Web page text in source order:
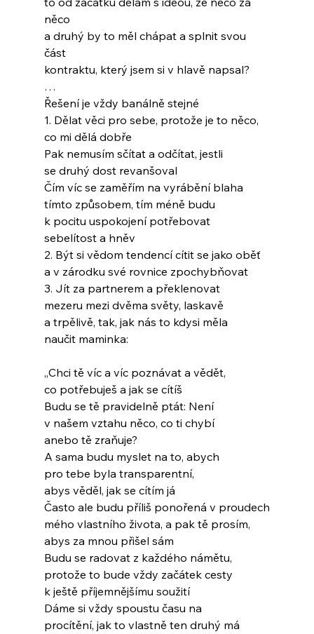
něco
a druhý by to měl chápat a splnit svou
část
kontraktu, který jsem si v hlavě napsal?
…
Řešení je vždy banálně stejné
1. Dělat věci pro sebe, protože je to něco,
co mi dělá dobře
Pak nemusím sčítat a odčítat, jestli
se druhý dost revanšoval
Čím víc se zaměřím na vyrábění blaha
tímto způsobem, tím méně budu
k pocitu uspokojení potřebovat
sebelítost a hněv
2. Být si vědom tendencí cítit se jako oběť
a v zárodku své rovnice zpochybňovat
3. Jít za partnerem a překlenovat
mezeru mezi dvěma světy, laskavě
a trpělivě, tak, jak nás to kdysi měla
naučit maminka:
„Chci tě víc a víc poznávat a vědět,
co potřebuješ a jak se cítíš
Budu se tě pravidelně ptát: Není
v našem vztahu něco, co ti chybí
anebo tě zraňuje?
A sama budu myslet na to, abych
pro tebe byla transparentní,
abys věděl, jak se cítím já
Často ale budu příliš ponořená v proudech
mého vlastního života, a pak tě prosím,
abys za mnou přišel sám
Budu se radovat z každého námětu,
protože to bude vždy začátek cesty
k ještě příjemnějšímu soužití
Dáme si vždy spoustu času na
procítění, jak to vlastně ten druhý má